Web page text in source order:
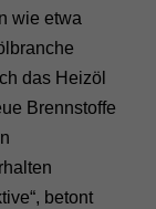
wie etwa
das Heizöl
Brennstoffe
betont